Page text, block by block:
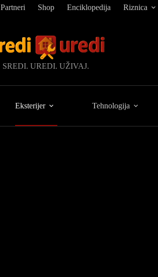
Partneri Shop Enciklopedija Riznica
SREDI. UREDI. UŽIVAJ.
Eksterijer Tehnologija